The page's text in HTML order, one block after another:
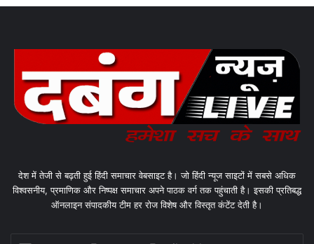
देश में तेजी से बढ़ती हुई हिंदी समाचार वेबसाइट है। जो हिंदी न्यूज साइटों में सबसे अधिक
विश्वसनीय, प्रमाणिक और निष्पक्ष समाचार अपने पाठक वर्ग तक पहुंचाती है। इसकी प्रतिबद्ध
ऑनलाइन संपादकीय टीम हर रोज विशेष और विस्तृत कंटेंट देती है।